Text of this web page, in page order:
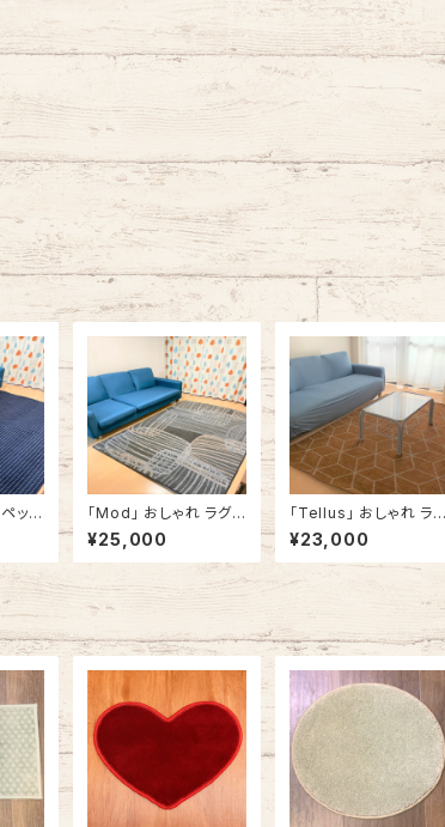
ット
「Mod」 おしゃれ ラグカ
ーペット ラグマット 角型
モダン 140cm x 200c
m ライトグレー×ダーク
グレー #430
¥25,000
「Tellus」 おしゃれ ラグ
カーペット ラグマット 角
型 140cm x 200cm
幾何学 ライトブラウン
#130
¥23,000